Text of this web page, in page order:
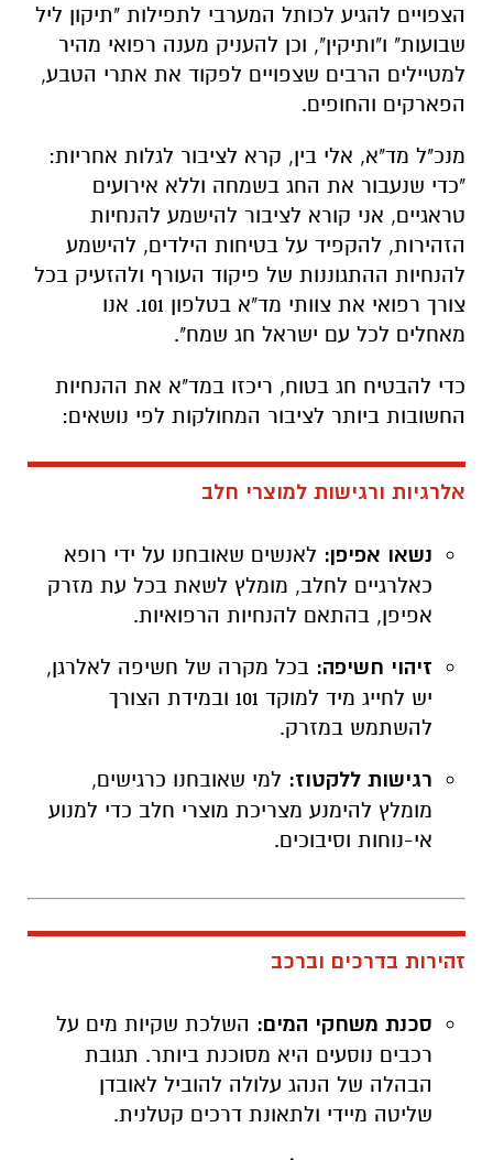
הצפויים להגיע לכותל המערבי לתפילות "תיקון ליל
שבועות" ו"ותיקין", וכן להעניק מענה רפואי מהיר
למטיילים הרבים שצפויים לפקוד את אתרי הטבע,
הפארקים והחופים.
מנכ"ל מד"א, אלי בין, קרא לציבור לגלות אחריות:
"כדי שנעבור את החג בשמחה וללא אירועים
טראגיים, אני קורא לציבור להישמע להנחיות
הזהירות, להקפיד על בטיחות הילדים, להישמע
להנחיות ההתגוננות של פיקוד העורף ולהזעיק בכל
צורך רפואי את צוותי מד"א בטלפון 101. אנו
מאחלים לכל עם ישראל חג שמח".
כדי להבטיח חג בטוח, ריכזו במד"א את ההנחיות
החשובות ביותר לציבור המחולקות לפי נושאים:
אלרגיות ורגישות למוצרי חלב
נשאו אפיפן: לאנשים שאובחנו על ידי רופא
כאלרגיים לחלב, מומלץ לשאת בכל עת מזרק
אפיפן, בהתאם להנחיות הרפואיות.
זיהוי חשיפה: בכל מקרה של חשיפה לאלרגן,
יש לחייג מיד למוקד 101 ובמידת הצורך
להשתמש במזרק.
רגישות ללקטוז: למי שאובחנו כרגישים,
מומלץ להימנע מצריכת מוצרי חלב כדי למנוע
אי-נוחות וסיבוכים.
זהירות בדרכים וברכב
סכנת משחקי המים: השלכת שקיות מים על
רכבים נוסעים היא מסוכנת ביותר. תגובת
הבהלה של הנהג עלולה להוביל לאובדן
שליטה מיידי ולתאונת דרכים קטלנית.